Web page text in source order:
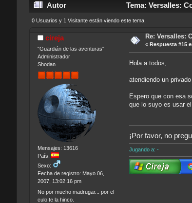
Autor Tema: Versalles:
0 Usuarios y 1 Visitante están viendo este tema.
cireja
"Guardián de las aventuras"
Administrador
Shodan
Mensajes: 13616
País:
Sexo:
Fecha de registro: Mayo 06,
2007, 13:02:16 pm
No por mucho madrugar... por el
culo te la hinco.
Re: Versalles:
« Respuesta #15
Hola a todos,
atendiendo un
Espero que con esa
que lo suyo es usar el
¡Por favor, no
Jugando a: -